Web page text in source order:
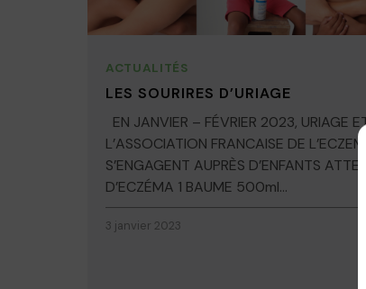
ACTUALITÉS
LES SOURIRES D’URIAGE
EN JANVIER – FÉVRIER 2023, URIAGE
L’ASSOCIATION FRANCAISE DE L’ECZEMA
S’ENGAGENT AUPRÈS D’ENFANTS
D’ECZÉMA 1 BAUME 500ml...
3 janvier 2023